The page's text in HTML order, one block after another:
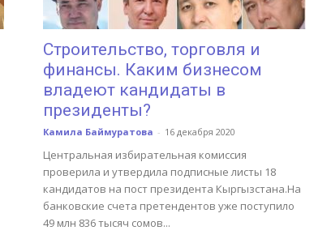
Строительство, торговля и
финансы. Каким бизнесом
владеют кандидаты в
президенты?
Камила Баймуратова - 16 декабря 2020
Центральная избирательная комиссия
проверила и утвердила подписные листы 18
кандидатов на пост президента Кыргызстана.На
банковские счета претендентов уже поступило
49 млн 836 тысяч сомов...